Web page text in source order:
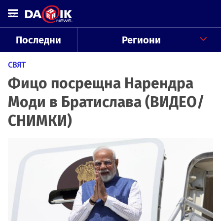
Последни Региони
СВЯТ
Фицо посрещна Нарендра
Моди в Братислава (ВИДЕО/
СНИМКИ)